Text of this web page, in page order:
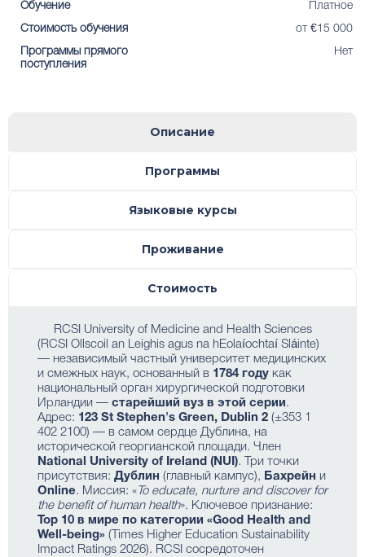
Обучение Платное
Стоимость обучения от €15 000
Программы прямого
поступления
Нет
Описание
Программы
Языковые курсы
Проживание
Стоимость
RCSI University of Medicine and Health Sciences
(RCSI Ollscoil an Leighis agus na hEolaíochtaí Sláinte)
— независимый частный университет медицинских
и смежных наук, основанный в 1784 году как
национальный орган хирургической подготовки
Ирландии — старейший вуз в этой серии.
Адрес: 123 St Stephen's Green, Dublin 2 (±353 1
402 2100) — в самом сердце Дублина, на
исторической георгианской площади. Член
National University of Ireland (NUI). Три точки
присутствия: Дублин (главный кампус), Бахрейн и
Online. Миссия: « To educate, nurture and discover for
the benefit of human health». Ключевое признание:
Top 10 в мире по категории «Good Health and
Well-being» (Times Higher Education Sustainability
Impact Ratings 2026). RCSI сосредоточен